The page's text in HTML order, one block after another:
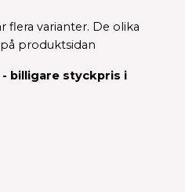
flera varianter. De olika
produktsidan
billigare styckpris i